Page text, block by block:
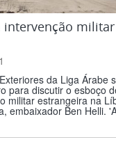
intervenção
da Liga Árabe
para discutir o esboço
militar estrangeira na
embaixador Ben Helli.